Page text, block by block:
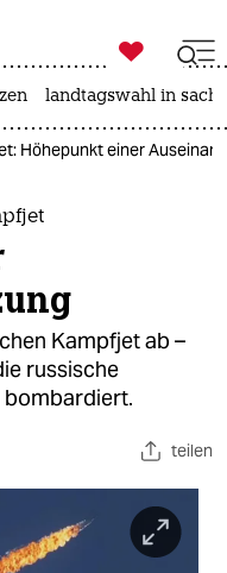

taz zahl ich
landtagswahl in
Höhepunkt einer
Kampfjet ab –
russische
bombardiert.
teilen